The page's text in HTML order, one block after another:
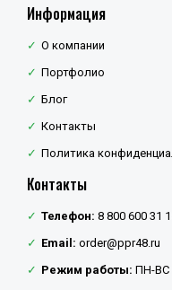
Информация
О компании
Портфолио
Блог
Контакты
Политика
Контакты
Телефон: 8 800 600 31
Email: order@ppr48.ru
Режим работы: ПН-ВС